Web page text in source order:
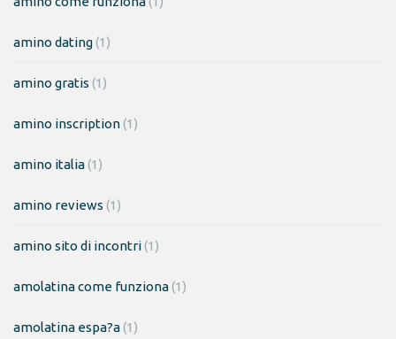
amino dating(1)
amino gratis (1)
amino inscription(1)
amino italia(1)
amino reviews (1)
amino sito di incontri(1)
amolatina come funziona(1)
amolatina espa?a(1)